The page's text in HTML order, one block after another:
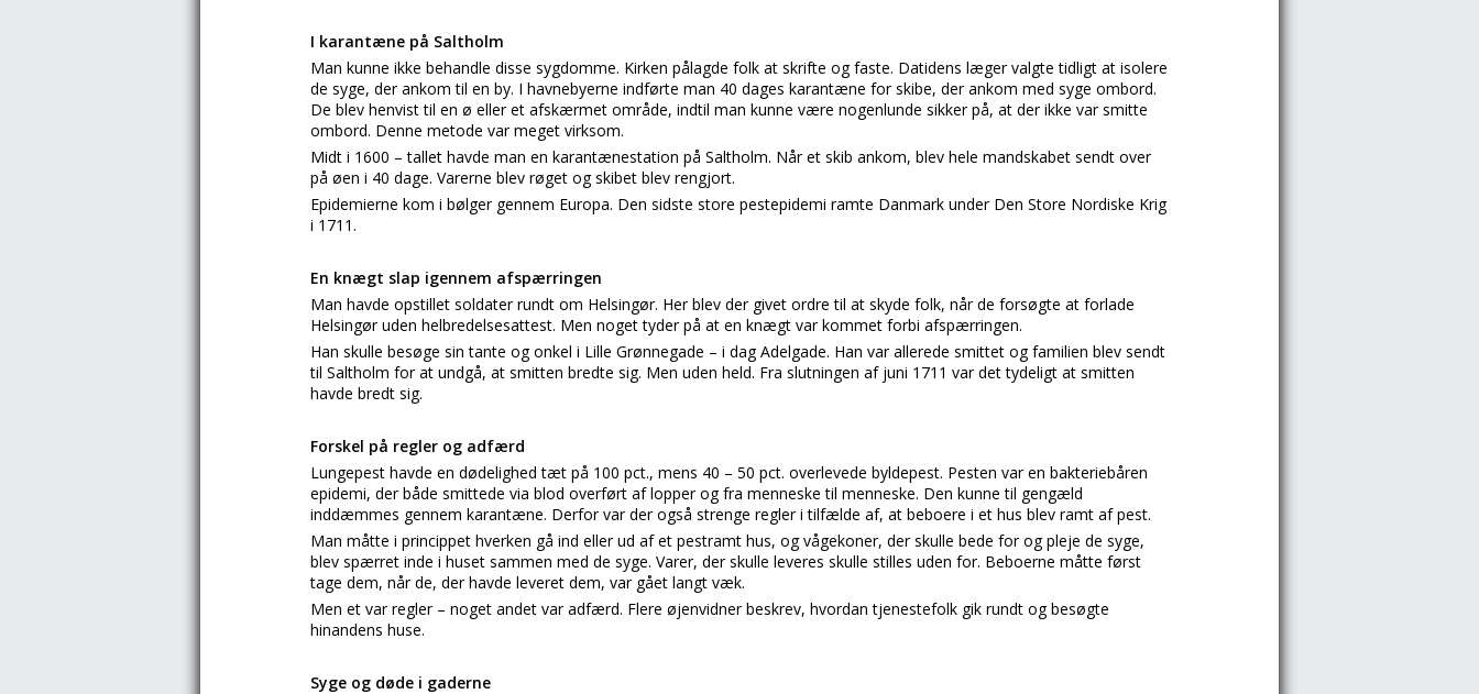
I karantæne på Saltholm
Man kunne ikke behandle disse sygdomme. Kirken pålagde folk at skrifte og faste. Datidens læger valgte tidligt at isolere
de syge, der ankom til en by. I havnebyerne indførte man 40 dages karantæne for skibe, der ankom med syge ombord.
De blev henvist til en ø eller et afskærmet område, indtil man kunne være nogenlunde sikker på, at der ikke var smitte
ombord. Denne metode var meget virksom.
Midt i 1600 – tallet havde man en karantænestation på Saltholm. Når et skib ankom, blev hele mandskabet sendt over
på øen i 40 dage. Varerne blev røget og skibet blev rengjort.
Epidemierne kom i bølger gennem Europa. Den sidste store pestepidemi ramte Danmark under Den Store Nordiske Krig
i 1711.
En knægt slap igennem afspærringen
Man havde opstillet soldater rundt om Helsingør. Her blev der givet ordre til at skyde folk, når de forsøgte at forlade
Helsingør uden helbredelsesattest. Men noget tyder på at en knægt var kommet forbi afspærringen.
Han skulle besøge sin tante og onkel i Lille Grønnegade – i dag Adelgade. Han var allerede smittet og familien blev sendt
til Saltholm for at undgå, at smitten bredte sig. Men uden held. Fra slutningen af juni 1711 var det tydeligt at smitten
havde bredt sig.
Forskel på regler og adfærd
Lungepest havde en dødelighed tæt på 100 pct., mens 40 – 50 pct. overlevede byldepest. Pesten var en bakteriebåren
epidemi, der både smittede via blod overført af lopper og fra menneske til menneske. Den kunne til gengæld
inddæmmes gennem karantæne. Derfor var der også strenge regler i tilfælde af, at beboere i et hus blev ramt af pest.
Man måtte i princippet hverken gå ind eller ud af et pestramt hus, og vågekoner, der skulle bede for og pleje de syge,
blev spærret inde i huset sammen med de syge. Varer, der skulle leveres skulle stilles uden for. Beboerne måtte først
tage dem, når de, der havde leveret dem, var gået langt væk.
Men et var regler – noget andet var adfærd. Flere øjenvidner beskrev, hvordan tjenestefolk gik rundt og besøgte
hinandens huse.
Syge og døde i gaderne